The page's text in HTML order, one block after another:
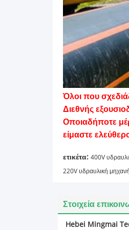
Όλοι που
Διεθνής
Οποιαδήποτε
είμαστε
ετικέτα: 400V
220V υδραυλική
Στοιχεία
Hebei Mingmai